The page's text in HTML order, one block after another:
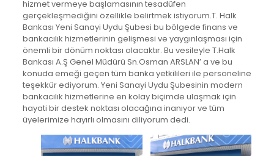
hizmet vermeye başlamasının tesadüfen
gerçekleşmediğini özellikle belirtmek istiyorum.T. Halk
Bankası Yeni Sanayi Uydu Şubesi bu bölgede finans ve
bankacılık hizmetlerinin gelişmesi ve yaygınlaşması için
önemli bir dönüm noktası olacaktır. Bu vesileyle T.Halk
Bankası A.Ş Genel Müdürü Sn.Osman ARSLAN’ a ve bu
konuda emeği geçen tüm banka yetkilileri ile personeline
teşekkür ediyorum. Yeni Sanayi Uydu Şubesinin modern
bankacılık hizmetlerine en kolay biçimde ulaşmak için
hayati bir destek noktası olacağına inanıyor ve tüm
üyelerimize hayırlı olmasını diliyorum dedi.